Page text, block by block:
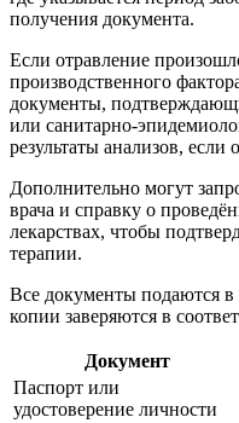
получения документа.
Если отравление
производственного
документы,
или санитарно-
результаты анализов, если
Дополнительно могут
врача и справку о
лекарствах, чтобы
терапии.
Все документы подаются
копии заверяются в
Документ
Паспорт или
удостоверение личности